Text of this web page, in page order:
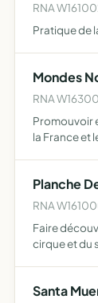
RNA
Pratique de
Mondes
RNA
Promouvoir
la France et
Planche
RNA
Faire
cirque et du
Santa